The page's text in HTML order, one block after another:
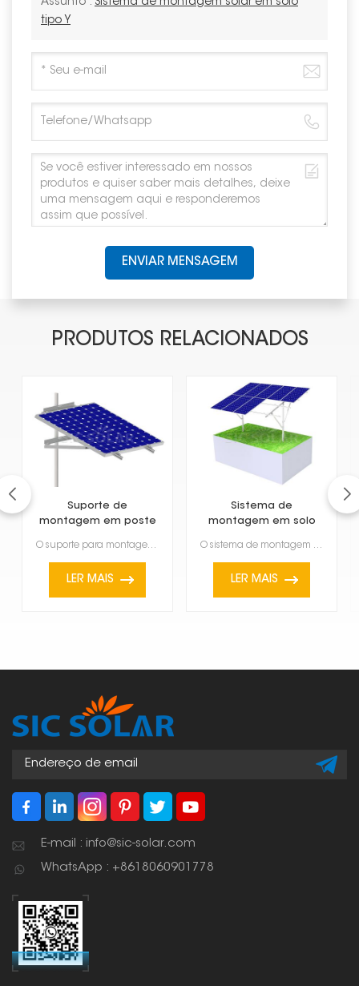
Assunto : Sistema de montagem solar em solo
tipo Y
ENVIAR MENSAGEM
PRODUTOS RELACIONADOS
Suporte de
montagem em poste
O suporte para montagem em poste para painéis solares é uma maneira robusta de instalar painéis sola...
LER MAIS
Sistema de
montagem em solo
painéis solares
O sistema de montagem em solo para painéis fotovoltaicos em postes é uma solução versátil e compacta...
LER MAIS
E-mail : info@sic-solar.com
WhatsApp : +8618060901778